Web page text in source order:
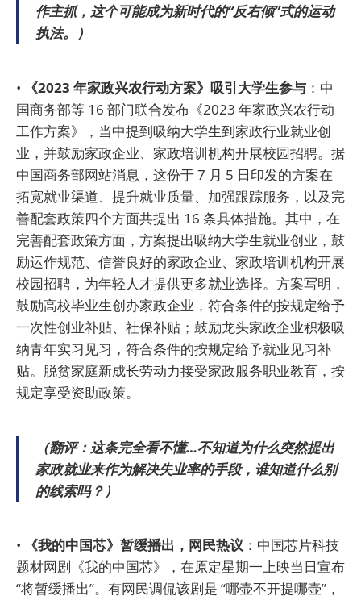
作主抓，这个可能成为新时代的“反右倾”式的运动
执法。）
• 《2023 年家政兴农行动方案》吸引大学生参与 ：中
国商务部等 16 部门联合发布《2023 年家政兴农行动
工作方案》，当中提到吸纳大学生到家政行业就业创
业，并鼓励家政企业、家政培训机构开展校园招聘。据
中国商务部网站消息，这份于 7 月 5 日印发的方案在
拓宽就业渠道、提升就业质量、加强跟踪服务，以及完
善配套政策四个方面共提出 16 条具体措施。其中，在
完善配套政策方面，方案提出吸纳大学生就业创业，鼓
励运作规范、信誉良好的家政企业、家政培训机构开展
校园招聘，为年轻人才提供更多就业选择。方案写明，
鼓励高校毕业生创办家政企业，符合条件的按规定给予
一次性创业补贴、社保补贴；鼓励龙头家政企业积极吸
纳青年实习见习，符合条件的按规定给予就业见习补
贴。脱贫家庭新成长劳动力接受家政服务职业教育，按
规定享受资助政策。
（翻评：这条完全看不懂…不知道为什么突然提出
家政就业来作为解决失业率的手段，谁知道什么别
的线索吗？）
• 《我的中国芯》暂缓播出，网民热议 ：中国芯片科技
题材网剧《我的中国芯》，在原定星期一上映当日宣布
“将暂缓播出”。有网民调侃该剧是 “哪壶不开提哪壶”，